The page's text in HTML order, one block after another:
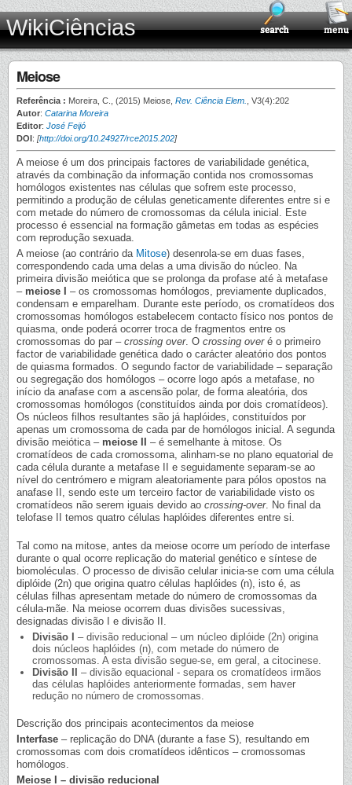
WikiCiências
Meiose
Referência : Moreira, C., (2015) Meiose, Rev. Ciência Elem.
, V3(4):202
Autor: Catarina Moreira
Editor: José Feijó
DOI: [http://doi.org/10.24927/rce2015.202]
A meiose é um dos principais factores de variabilidade genética,
através da combinação da informação contida nos cromossomas
homólogos existentes nas células que sofrem este processo,
permitindo a produção de células geneticamente diferentes entre si e
com metade do número de cromossomas da célula inicial. Este
processo é essencial na formação gâmetas em todas as espécies
com reprodução sexuada.
A meiose (ao contrário da Mitose) desenrola-se em duas fases,
correspondendo cada uma delas a uma divisão do núcleo. Na
primeira divisão meiótica que se prolonga da profase até à metafase
– meiose I
– os cromossomas homólogos, previamente duplicados,
condensam e emparelham. Durante este período, os cromatídeos dos
cromossomas homólogos estabelecem contacto físico nos pontos de
quiasma, onde poderá ocorrer troca de fragmentos entre os
cromossomas do par – crossing over. O crossing overé o primeiro
factor de variabilidade genética dado o carácter aleatório dos pontos
de quiasma formados. O segundo factor de variabilidade – separação
ou segregação dos homólogos – ocorre logo após a metafase, no
início da anafase com a ascensão polar, de forma aleatória, dos
cromossomas homólogos (constituídos ainda por dois cromatídeos).
Os núcleos filhos resultantes são já haplóides, constituídos por
apenas um cromossoma de cada par de homólogos inicial. A segunda
divisão meiótica – meiose II
– é semelhante à mitose. Os
cromatídeos de cada cromossoma, alinham-se no plano equatorial de
cada célula durante a metafase II e seguidamente separam-se ao
nível do centrómero e migram aleatoriamente para pólos opostos na
anafase II, sendo este um terceiro factor de variabilidade visto os
cromatídeos não serem iguais devido ao crossing-over. No final da
telofase II temos quatro células haplóides diferentes entre si.
Tal como na mitose, antes da meiose ocorre um período de interfase
durante o qual ocorre replicação do material genético e síntese de
biomoléculas. O processo de divisão celular inicia-se com uma célula
diplóide (2n) que origina quatro células haplóides (n), isto é, as
células filhas apresentam metade do número de cromossomas da
célula-mãe. Na meiose ocorrem duas divisões sucessivas,
designadas divisão I e divisão II.
Divisão I
– divisão reducional – um núcleo diplóide (2n) origina
dois núcleos haplóides (n), com metade do número de
cromossomas. A esta divisão segue-se, em geral, a citocinese.
Divisão II
– divisão equacional - separa os cromatídeos irmãos
das células haplóides anteriormente formadas, sem haver
redução no número de cromossomas.
Descrição dos principais acontecimentos da meiose
Interfase – replicação do DNA (durante a fase S), resultando em
cromossomas com dois cromatídeos idênticos – cromossomas
homólogos.
Meiose I – divisão reducional